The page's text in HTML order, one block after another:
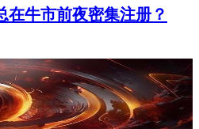
在牛市前夜密集注册？